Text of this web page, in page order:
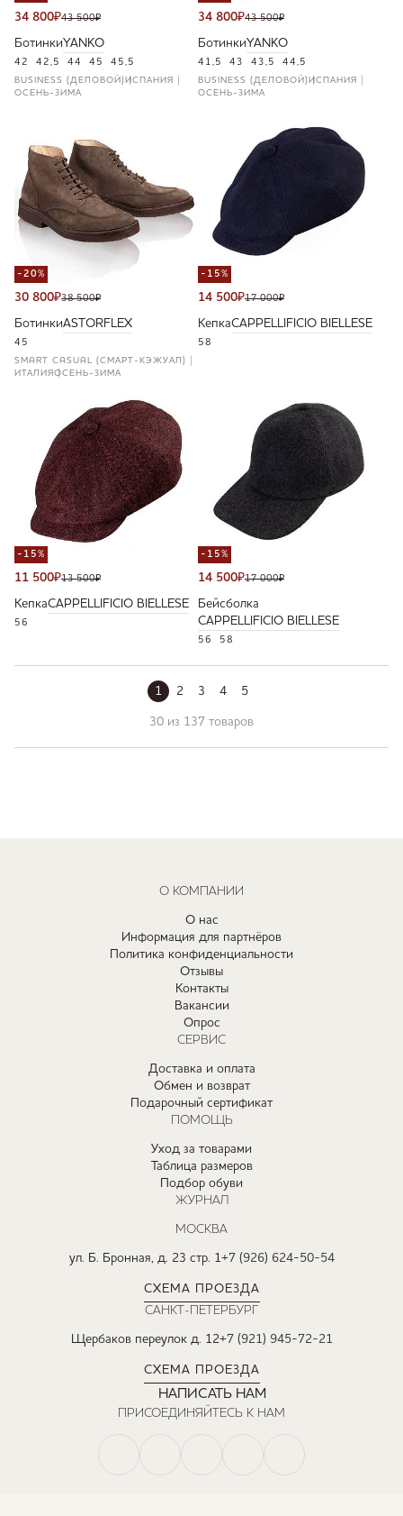
34 800₽43 500₽
БотинкиYANKO
42 42,5 44 45 45,5
BUSINESS (ДЕЛОВОЙ) ИСПАНИЯ
ОСЕНЬ-ЗИМА
34 800₽43 500₽
БотинкиYANKO
41,5 43 43,5 44,5
BUSINESS (ДЕЛОВОЙ) ИСПАНИЯ
ОСЕНЬ-ЗИМА
-20%
30 800₽38 500₽
БотинкиASTORFLEX
45
SMART CASUAL (СМАРТ-КЭЖУАЛ)
ИТАЛИЯ ОСЕНЬ-ЗИМА
-15%
14 500₽17 000₽
КепкаCAPPELLIFICIO BIELLESE
58
-15%
11 500₽13 500₽
КепкаCAPPELLIFICIO BIELLESE
56
-15%
14 500₽17 000₽
Бейсболка
CAPPELLIFICIO BIELLESE
56 58
1 2 3 4 5
30 из 137 товаров
О КОМПАНИИ
О нас
Информация для партнёров
Политика конфиденциальности
Отзывы
Контакты
Вакансии
Опрос
СЕРВИС
Доставка и оплата
Обмен и возврат
Подарочный сертификат
ПОМОЩЬ
Уход за товарами
Таблица размеров
Подбор обуви
ЖУРНАЛ
МОСКВА
ул. Б. Бронная, д. 23 стр. 1+7 (926) 624-50-54
СХЕМА ПРОЕЗДА
САНКТ-ПЕТЕРБУРГ
Щербаков переулок д. 12+7 (921) 945-72-21
СХЕМА ПРОЕЗДА
НАПИСАТЬ НАМ
ПРИСОЕДИНЯЙТЕСЬ К НАМ